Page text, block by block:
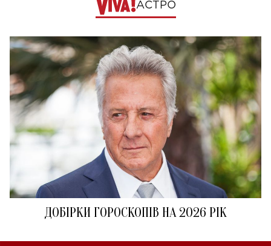
АСТРО
ДОБІРКИ ГОРОСКОПІВ НА 2026 РІК